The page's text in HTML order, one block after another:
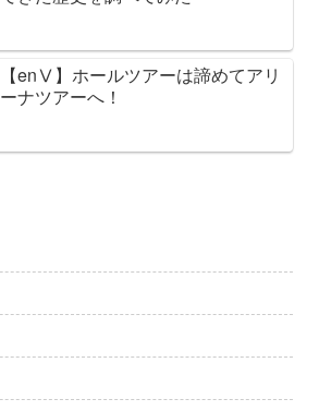
【enⅤ】ホールツアーは諦めてアリ
ーナツアーへ！